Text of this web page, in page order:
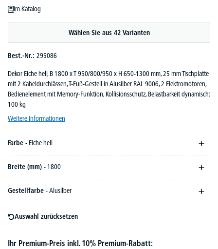
Im Katalog
Wählen Sie aus 42 Varianten
Best.-Nr.: 295086
Dekor Eiche hell, B 1800 x T 950/800/950 x H 650-1300 mm, 25 mm Tischplatte
mit 2 Kabeldurchlässen, T-Fuß-Gestell in Alusilber RAL 9006, 2 Elektromotoren,
Bedienelement mit Memory-Funktion, Kollisionsschutz, Belastbarkeit dynamisch:
100 kg
Weitere Informationen
Farbe - Eiche hell
Breite (mm) - 1800
Gestellfarbe - Alusilber
Auswahl zurücksetzen
Ihr Premium-Preis inkl. 10% Premium-Rabatt: